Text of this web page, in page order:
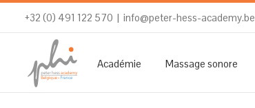
+32 (0) 491 122 570 | info@peter-hess-academy.be
Académie Massage sonore